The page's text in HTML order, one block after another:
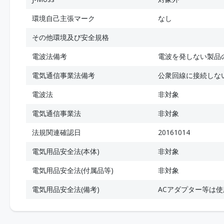
環境自己主張マーク
なし
その他環境及び安全規格
電波法備考
電波を発しない製品
電気通信事業法備考
公衆回線に接続しな
電波法
非対象
電気通信事業法
非対象
法規関連確認日
20161014
電気用品安全法(本体)
非対象
電気用品安全法(付属品等)
非対象
電気用品安全法(備考)
ACアダプター等は